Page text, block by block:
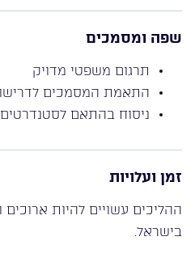
שפה ומסמכים
תרגום משפטי מדויק
התאמת המסמכים
ניסוח בהתאם
זמן ועלויות
ההליכים עשויים להיות ארוכים
בישראל.